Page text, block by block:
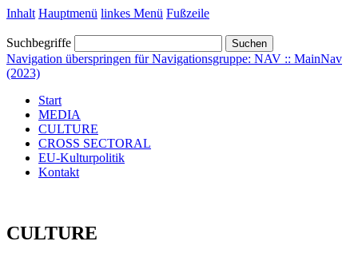
Inhalt Hauptmenü linkes Menü Fußzeile
Suchbegriffe Suchen
Navigation überspringen für Navigationsgruppe: NAV :: MainNav
(2023)
Start
MEDIA
CULTURE
CROSS SECTORAL
EU-Kulturpolitik
Kontakt
CULTURE